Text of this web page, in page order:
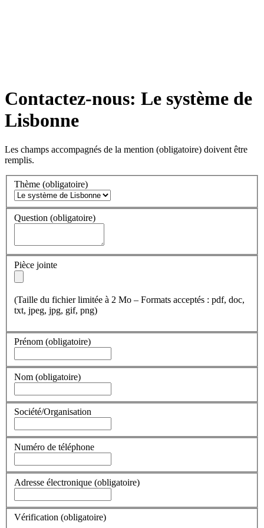
Contactez-nous: Le système de
Lisbonne
Les champs accompagnés de la mention (obligatoire) doivent être
remplis.
Thème (obligatoire)
Question (obligatoire)
Pièce jointe
(Taille du fichier limitée à 2 Mo – Formats acceptés : pdf, doc,
txt, jpeg, jpg, gif, png)
Prénom (obligatoire)
Nom (obligatoire)
Société/Organisation
Numéro de téléphone
Adresse électronique (obligatoire)
Vérification (obligatoire)